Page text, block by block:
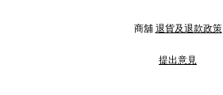
商舖 退貨及退款政策
提出意見